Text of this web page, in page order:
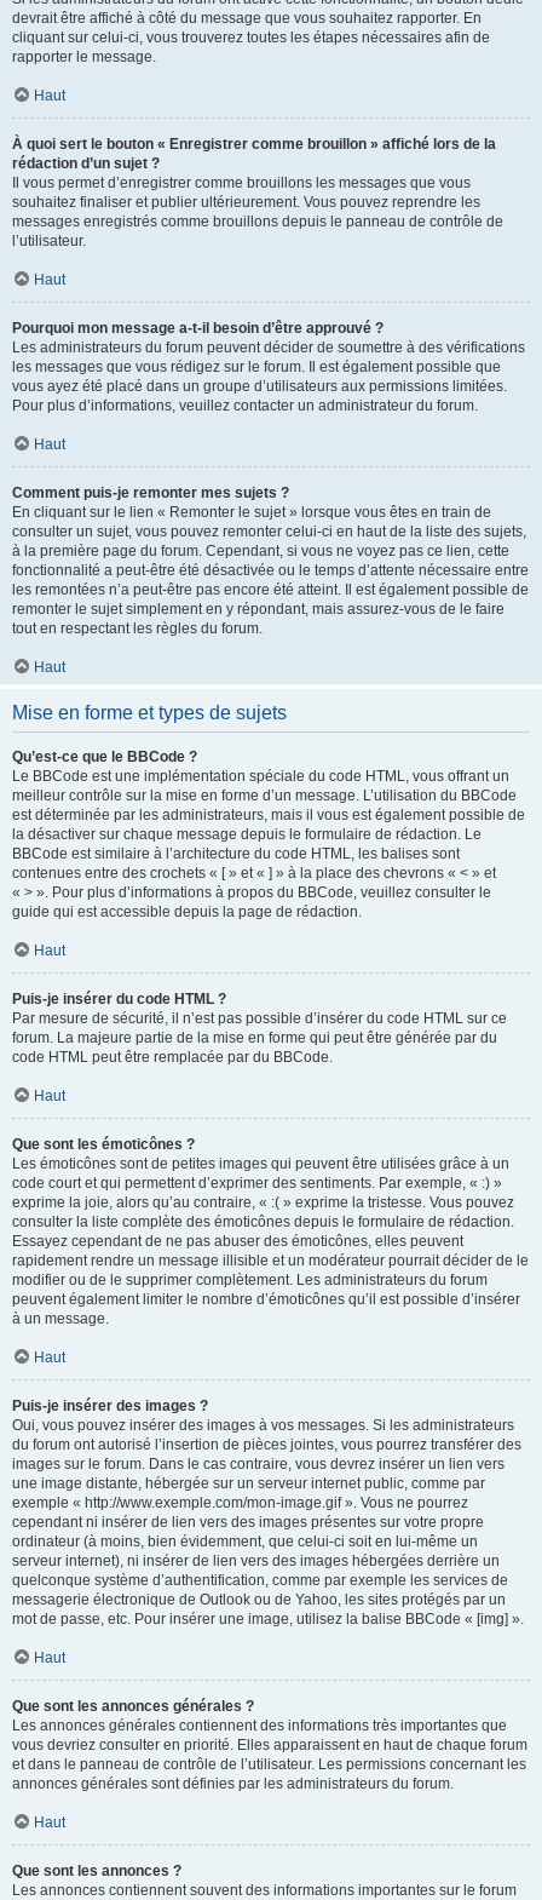
devrait être affiché à côté du message que vous souhaitez rapporter. En
cliquant sur celui-ci, vous trouverez toutes les étapes nécessaires afin de
rapporter le message.
Haut
À quoi sert le bouton « Enregistrer comme brouillon » affiché lors de la
rédaction d’un sujet ?
Il vous permet d’enregistrer comme brouillons les messages que vous
souhaitez finaliser et publier ultérieurement. Vous pouvez reprendre les
messages enregistrés comme brouillons depuis le panneau de contrôle de
l’utilisateur.
Haut
Pourquoi mon message a-t-il besoin d’être approuvé ?
Les administrateurs du forum peuvent décider de soumettre à des vérifications
les messages que vous rédigez sur le forum. Il est également possible que
vous ayez été placé dans un groupe d’utilisateurs aux permissions limitées.
Pour plus d’informations, veuillez contacter un administrateur du forum.
Haut
Comment puis-je remonter mes sujets ?
En cliquant sur le lien « Remonter le sujet » lorsque vous êtes en train de
consulter un sujet, vous pouvez remonter celui-ci en haut de la liste des sujets,
à la première page du forum. Cependant, si vous ne voyez pas ce lien, cette
fonctionnalité a peut-être été désactivée ou le temps d’attente nécessaire entre
les remontées n’a peut-être pas encore été atteint. Il est également possible de
remonter le sujet simplement en y répondant, mais assurez-vous de le faire
tout en respectant les règles du forum.
Haut
Mise en forme et types de sujets
Qu’est-ce que le BBCode ?
Le BBCode est une implémentation spéciale du code HTML, vous offrant un
meilleur contrôle sur la mise en forme d’un message. L’utilisation du BBCode
est déterminée par les administrateurs, mais il vous est également possible de
la désactiver sur chaque message depuis le formulaire de rédaction. Le
BBCode est similaire à l’architecture du code HTML, les balises sont
contenues entre des crochets « [ » et « ] » à la place des chevrons « < » et
« > ». Pour plus d’informations à propos du BBCode, veuillez consulter le
guide qui est accessible depuis la page de rédaction.
Haut
Puis-je insérer du code HTML ?
Par mesure de sécurité, il n’est pas possible d’insérer du code HTML sur ce
forum. La majeure partie de la mise en forme qui peut être générée par du
code HTML peut être remplacée par du BBCode.
Haut
Que sont les émoticônes ?
Les émoticônes sont de petites images qui peuvent être utilisées grâce à un
code court et qui permettent d’exprimer des sentiments. Par exemple, « :) »
exprime la joie, alors qu’au contraire, « :( » exprime la tristesse. Vous pouvez
consulter la liste complète des émoticônes depuis le formulaire de rédaction.
Essayez cependant de ne pas abuser des émoticônes, elles peuvent
rapidement rendre un message illisible et un modérateur pourrait décider de le
modifier ou de le supprimer complètement. Les administrateurs du forum
peuvent également limiter le nombre d’émoticônes qu’il est possible d’insérer
à un message.
Haut
Puis-je insérer des images ?
Oui, vous pouvez insérer des images à vos messages. Si les administrateurs
du forum ont autorisé l’insertion de pièces jointes, vous pourrez transférer des
images sur le forum. Dans le cas contraire, vous devrez insérer un lien vers
une image distante, hébergée sur un serveur internet public, comme par
exemple « http://www.exemple.com/mon-image.gif ». Vous ne pourrez
cependant ni insérer de lien vers des images présentes sur votre propre
ordinateur (à moins, bien évidemment, que celui-ci soit en lui-même un
serveur internet), ni insérer de lien vers des images hébergées derrière un
quelconque système d’authentification, comme par exemple les services de
messagerie électronique de Outlook ou de Yahoo, les sites protégés par un
mot de passe, etc. Pour insérer une image, utilisez la balise BBCode « [img] ».
Haut
Que sont les annonces générales ?
Les annonces générales contiennent des informations très importantes que
vous devriez consulter en priorité. Elles apparaissent en haut de chaque forum
et dans le panneau de contrôle de l’utilisateur. Les permissions concernant les
annonces générales sont définies par les administrateurs du forum.
Haut
Que sont les annonces ?
Les annonces contiennent souvent des informations importantes sur le forum